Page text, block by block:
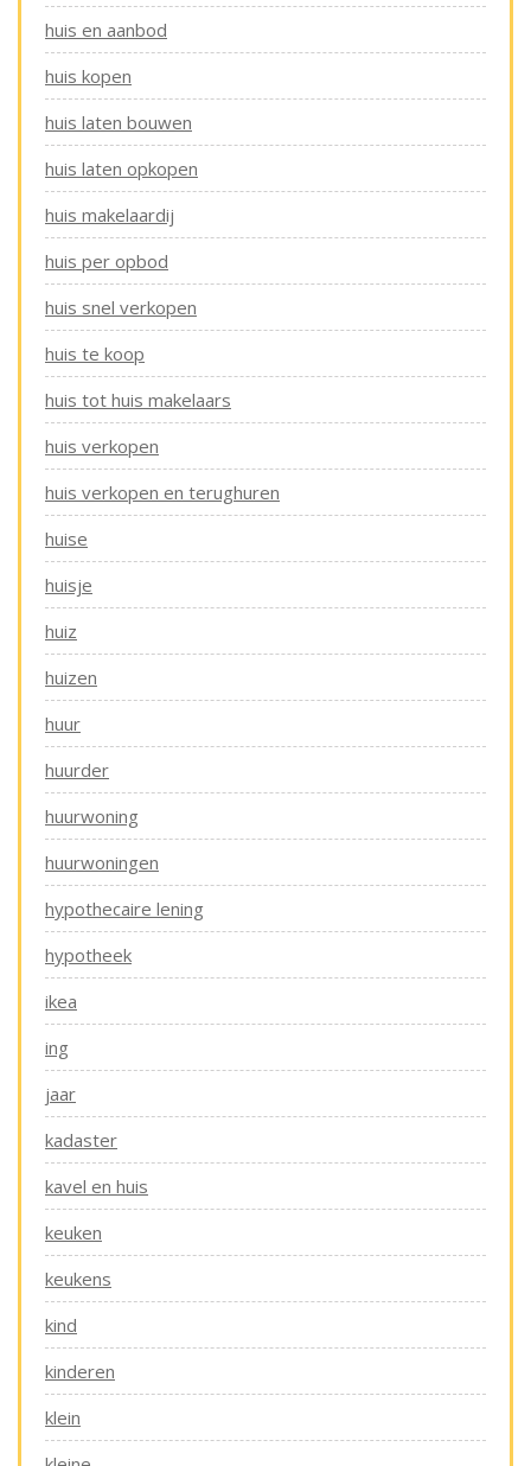
huis en aanbod
huis kopen
huis laten bouwen
huis laten opkopen
huis makelaardij
huis per opbod
huis snel verkopen
huis te koop
huis tot huis makelaars
huis verkopen
huis verkopen en terughuren
huise
huisje
huiz
huizen
huur
huurder
huurwoning
huurwoningen
hypothecaire lening
hypotheek
ikea
ing
jaar
kadaster
kavel en huis
keuken
keukens
kind
kinderen
klein